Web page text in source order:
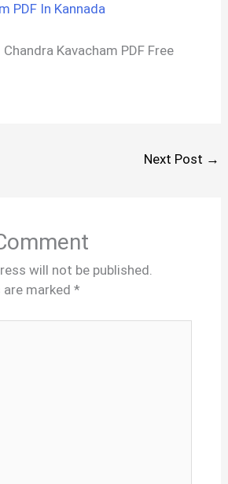
PDF In Kannada
Kavacham PDF Free
Next Post →
will not be published.
marked *